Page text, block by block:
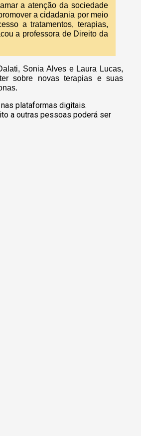
a atenção da sociedade
a cidadania por meio
a tratamentos, terapias,
a professora de Direito da
Sonia Alves e Laura Lucas,
sobre novas terapias e suas
plataformas digitais.
a outras pessoas poderá ser